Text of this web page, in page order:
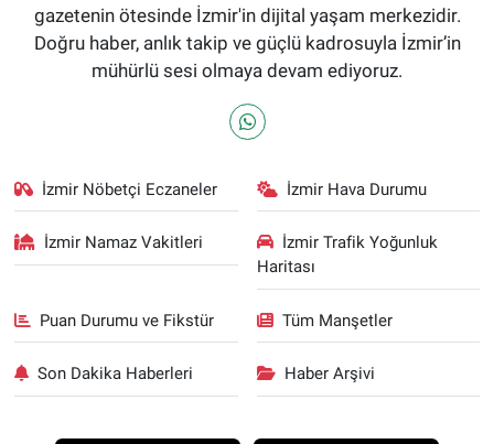
gazetenin ötesinde İzmir'in dijital yaşam merkezidir.
Doğru haber, anlık takip ve güçlü kadrosuyla İzmir’in
mühürlü sesi olmaya devam ediyoruz.
İzmir Nöbetçi Eczaneler İzmir Hava Durumu
İzmir Namaz Vakitleri
İzmir Trafik Yoğunluk
Haritası
Puan Durumu ve Fikstür Tüm Manşetler
Son Dakika Haberleri Haber Arşivi